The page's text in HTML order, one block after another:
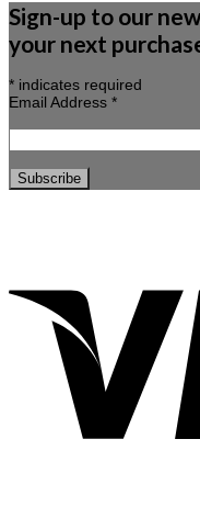
Sign-up to our
your next
* indicates required
Email Address *